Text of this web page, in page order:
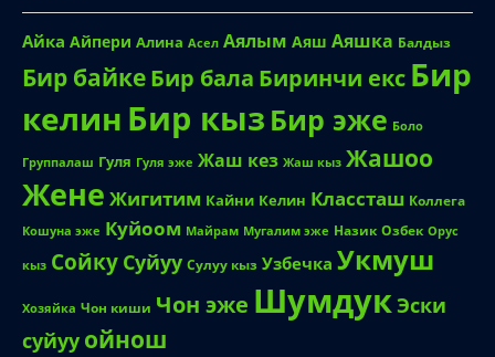
Айка Айпери Алина Асел Аялым Аяш Аяшка Балдыз
Бир байкеБир бала Биринчи екс Бир
келин Бир кыз Бир эже Боло
Группалаш Гуля Гуля эже Жаш кез Жаш кыз Жашоо
Жене Жигитим Кайни Келин Классташ Коллега
Кошуна эже Куйоом Майрам Мугалим эже Назик Озбек Орус
кыз Сойку Суйуу Сулуу кыз Узбечка Укмуш
Хозяйка Чон киши Чон эже ШумдукЭски
суйуу ойнош